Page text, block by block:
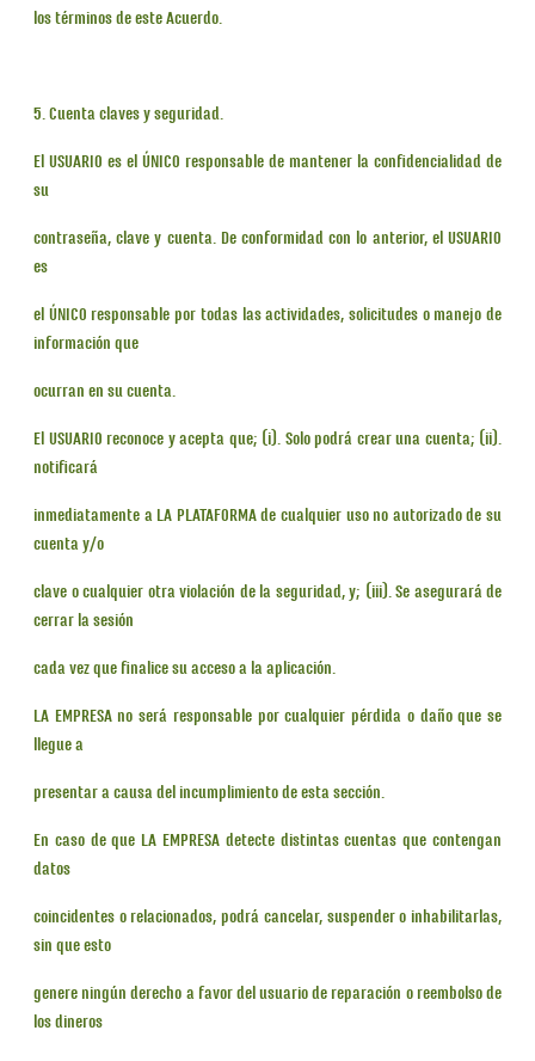
los términos de este Acuerdo.
5. Cuenta claves y seguridad.
El USUARIO es el ÚNICO responsable de mantener la confidencialidad de
su
contraseña, clave y cuenta. De conformidad con lo anterior, el USUARIO
es
el ÚNICO responsable por todas las actividades, solicitudes o manejo de
información que
ocurran en su cuenta.
El USUARIO reconoce y acepta que; (i). Solo podrá crear una cuenta; (ii).
notificará
inmediatamente a LA PLATAFORMA de cualquier uso no autorizado de su
cuenta y/o
clave o cualquier otra violación de la seguridad, y; (iii). Se asegurará de
cerrar la sesión
cada vez que finalice su acceso a la aplicación.
LA EMPRESA no será responsable por cualquier pérdida o daño que se
llegue a
presentar a causa del incumplimiento de esta sección.
En caso de que LA EMPRESA detecte distintas cuentas que contengan
datos
coincidentes o relacionados, podrá cancelar, suspender o inhabilitarlas,
sin que esto
genere ningún derecho a favor del usuario de reparación o reembolso de
los dineros